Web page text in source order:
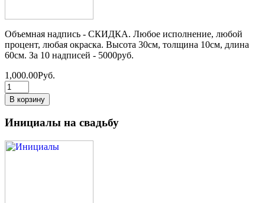
Объемная надпись - СКИДКА. Любое исполнение, любой
процент, любая окраска. Высота 30см, толщина 10см, длина
60см. За 10 надписей - 5000руб.
1,000.00Руб.
Инициалы на свадьбу